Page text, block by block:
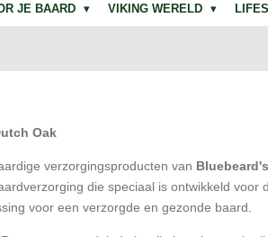
JE BAARD VIKING WERELD
Oak
verzorgingsproducten van
die speciaal is ontwikkeld voor
voor een verzorgde en gezonde baard.